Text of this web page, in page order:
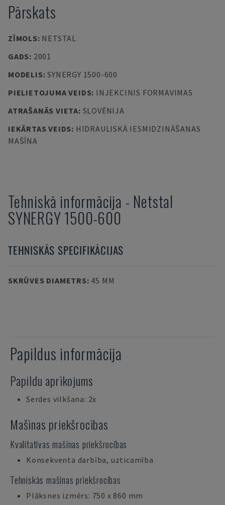
Pārskats
ZĪMOLS: NETSTAL
GADS: 2001
MODELIS:SYNERGY 1500-600
PIELIETOJUMA VEIDS: INJEKCINIS FORMAVIMAS
ATRAŠANĀS VIETA: SLOVĒNIJA
IEKĀRTAS VEIDS: HIDRAULISKĀ IESMIDZINĀŠANAS
MAŠĪNA
Tehniskā informācija - Netstal
SYNERGY 1500-600
TEHNISKĀS SPECIFIKĀCIJAS
SKRŪVES DIAMETRS: 45 MM
Papildus informācija
Papildu aprīkojums
Serdes vilkšana: 2x
Mašīnas priekšrocības
Kvalitatīvas mašīnas priekšrocības
Konsekventa darbība, uzticamība
Tehniskās mašīnas priekšrocības
Plāksnes izmērs: 750 x 860 mm